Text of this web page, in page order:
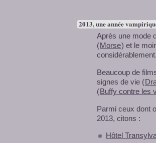
2013, une année
Après une mode
(Morse) et le
Beaucoup de
signes de vie (
(Buffy contre les
Parmi ceux dont
2013, citons :
Hôtel